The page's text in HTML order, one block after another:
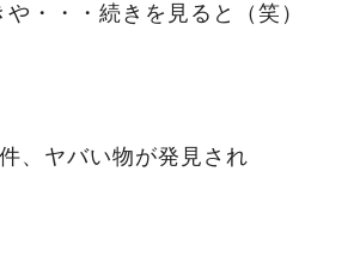
・・・続きを見ると（笑）
、ヤバい物が発見され